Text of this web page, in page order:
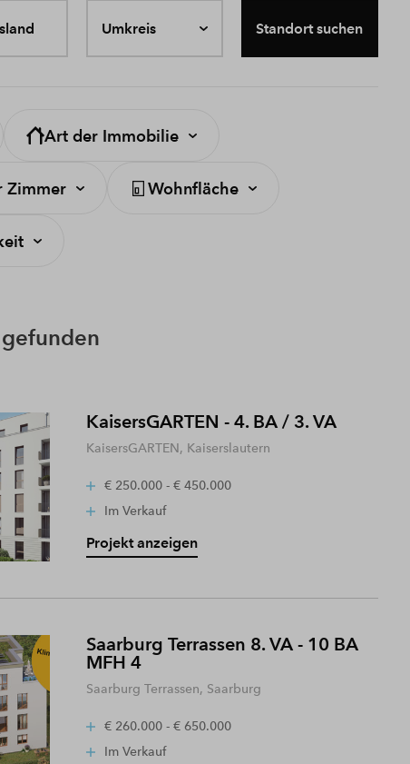
Umkreis Standort suchen
Art der Immobilie
Zimmer Wohnfläche
KaisersGARTEN - 4. BA / 3. VA
KaisersGARTEN, Kaiserslautern
€ 250.000 - € 450.000
Im Verkauf
Projekt anzeigen
Saarburg Terrassen 8. VA - 10 BA
MFH 4
Saarburg Terrassen, Saarburg
€ 260.000 - € 650.000
Im Verkauf